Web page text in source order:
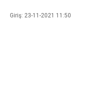
Giriş: 23-11-2021 11:50